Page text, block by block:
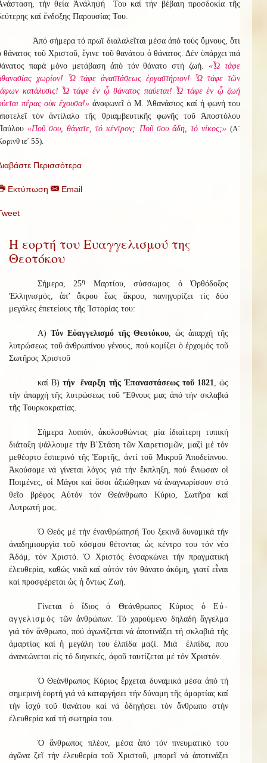
τήν θεία Ἀνάληψή Του καί τήν βέβαιη προσδοκία τῆς
καί ἔνδοξης Παρουσίας Του.
Ἀπό σήμερα τό πρωϊ διαλαλεῖται μέσα ἀπό τούς ὕμνους, ὅτι
θάνατος τοῦ Χριστοῦ, ἔγινε τοῦ θανάτου ὁ θάνατος. Δέν ὑπάρχει πιά
παρά μόνο μετάβαση ἀπό τόν θάνατο στή ζωή.«Ὦ τάφε
χωρίον! Ὦ τάφε ἀναστάσεως ἐργαστήριον! Ὦ τάφε τῶν
κατάλυσις! Ὦ τάφε ἐν ᾧ θάνατος παύεται! Ὦ τάφε ἐν ᾧ ζωή
πέρας οὐκ ἔχουσα!» ἀναφωνεῖ ὁ Μ. Ἀθανάσιος καί ἡ φωνή του
τόν ἀντίλαλο τῆς θριαμβευτικῆς φωνῆς τοῦ Ἀποστόλου
«Ποῦ σου, θάνατε, τό κέντρον; Ποῦ σου ἅδη, τό νίκος;» (Α΄
ιε΄ 55).
Περισσότερα
Εκτύπωση Email
Η εορτή του Ευαγγελισμού της
Θεοτόκου
Σήμερα, 25η
Μαρτίου, σύσσωμος ὁ Ὀρθόδοξος
Ἑλληνισμός, ἀπ’ ἄκρου ἕως ἄκρου, πανηγυρίζει τίς δύο
μεγάλες ἐπετείους τῆς Ἱστορίας του:
Α) Τόν Εὐαγγελισμό τῆς Θεοτόκου, ὡς ἀπαρχή τῆς
λυτρώσεως τοῦ ἀνθρωπίνου γένους, πού κομίζει ὁ ἐρχομός τοῦ
Σωτῆρος Χριστοῦ
καί Β)τήν ἔναρξη τῆς Ἐπαναστάσεως τοῦ 1821, ὡς
τήν ἀπαρχή τῆς λυτρώσεως τοῦ Ἔθνους μας ἀπό τήν σκλαβιά
τῆς Τουρκοκρατίας.
Σήμερα λοιπόν, ἀκολουθώντας μία ἰδιαίτερη τυπική
διάταξη ψάλλουμε τήν Β΄Στάση τῶν Χαιρετισμῶν, μαζί μέ τόν
μεθέορτο ἑσπερινό τῆς Ἑορτῆς, ἀντί τοῦ Μικροῦ Ἀποδείπνου.
Ἀκούσαμε νά γίνεται λόγος γιά τήν ἔκπληξη, πού ἔνιωσαν οἱ
Ποιμένες, οἱ Μάγοι καί ὅσοι ἀξιώθηκαν νά ἀναγνωρίσουν στό
θεῖο βρέφος Αὐτόν τόν Θεάνθρωπο Κύριο, Σωτῆρα καί
Λυτρωτή μας.
Ὁ Θεός μέ τήν ἐνανθρώπησή Του ξεκινᾶ δυναμικά τήν
ἀναδημιουργία τοῦ κόσμου θέτοντας ὡς κέντρο του τόν νέο
Ἀδάμ, τόν Χριστό. Ὁ Χριστός ἐνσαρκώνει τήν πραγματική
ἐλευθερία, καθώς νικᾶ καί αὐτόν τόν θάνατο ἀκόμη, γιατί εἶναι
καί προσφέρεται ὡς ἡ ὄντως Ζωή.
Γίνεται ὁ ἴδιος ὁ Θεάνθρωπος Κύριος ὁ Εὐ-
αγγελισμός τῶν ἀνθρώπων. Τό χαρούμενο δηλαδή ἄγγελμα
γιά τόν ἄνθρωπο, πού ἀγωνίζεται νά ἀποτινάξει τή σκλαβιά τῆς
ἁμαρτίας καί ἡ μεγάλη του ἐλπίδα μαζί. Μιά ἐλπίδα, που
ἀνανεώνεται εἰς τό διηνεκές, ἀφοῦ ταυτίζεται μέ τόν Χριστόν.
Ὁ Θεάνθρωπος Κύριος ἔρχεται δυναμικά μέσα ἀπό τή
σημερινή ἑορτή γιά νά καταργήσει τήν δύναμη τῆς ἁμαρτίας καί
τήν ἰσχύ τοῦ θανάτου καί νά ὁδηγήσει τόν ἄνθρωπο στήν
ἐλευθερία καί τή σωτηρία του.
Ὁ ἄνθρωπος πλέον, μέσα ἀπό τόν πνευματικό του
ἀγῶνα ζεῖ τήν ἐλευθερία τοῦ Χριστοῦ, μπορεῖ νά ἀποτινάξει